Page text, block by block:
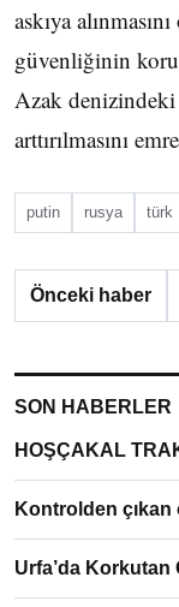
askıya
güvenliğinin
Azak
arttırılmasını
putin rusya türk
Önceki haber
SON HABERLER
HOŞÇAKAL
Kontrolden
Urfa’da Korkutan